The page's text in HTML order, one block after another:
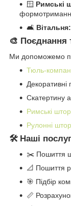
🪟 Римські
🛋️ Вітальня:
🎨 Поєднання
Ми допоможемо
Тюль-
Декоративні
Скатертину
Римські
Рулонні
🛠️ Наші
✂️ Пошиття
📐 Пошиття
🎯 Підбір
📏